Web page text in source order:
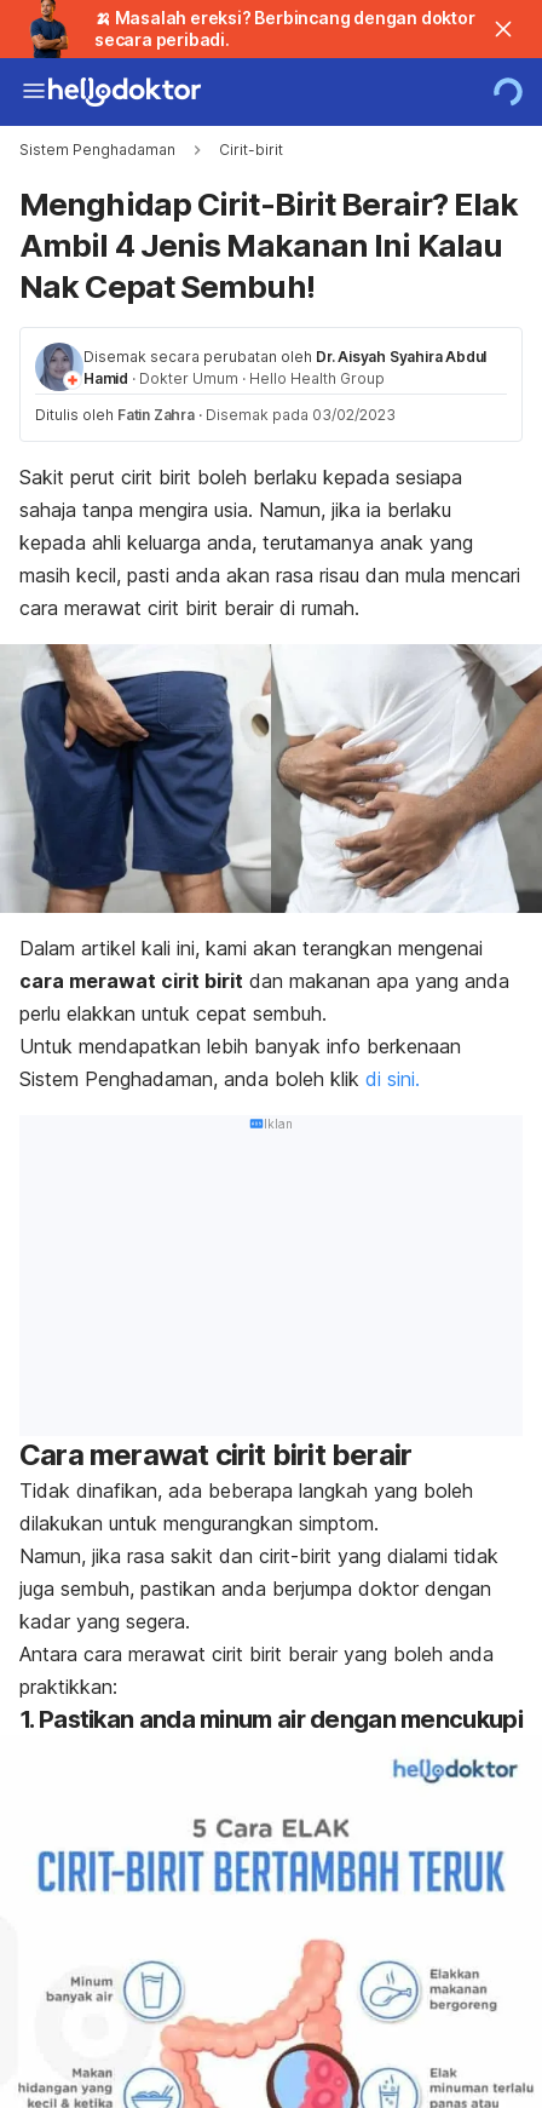
🍌 Masalah ereksi? Berbincang dengan doktor
secara peribadi.
Sistem Penghadaman Cirit-birit
Menghidap Cirit-Birit Berair? Elak
Ambil 4 Jenis Makanan Ini Kalau
Nak Cepat Sembuh!
Disemak secara perubatan oleh Dr. Aisyah Syahira Abdul
Hamid · Dokter Umum · Hello Health Group
Ditulis oleh Fatin Zahra · Disemak pada 03/02/2023
Sakit perut cirit birit boleh berlaku kepada sesiapa
sahaja tanpa mengira usia. Namun, jika ia berlaku
kepada ahli keluarga anda, terutamanya anak yang
masih kecil, pasti anda akan rasa risau dan mula mencari
cara merawat cirit birit berair di rumah.
Dalam artikel kali ini, kami akan terangkan mengenai
cara merawat cirit birit dan makanan apa yang anda
perlu elakkan untuk cepat sembuh.
Untuk mendapatkan lebih banyak info berkenaan
Sistem Penghadaman, anda boleh klik di sini.
Iklan
Cara merawat cirit birit berair
Tidak dinafikan, ada beberapa langkah yang boleh
dilakukan untuk mengurangkan simptom.
Namun, jika rasa sakit dan cirit-birit yang dialami tidak
juga sembuh, pastikan anda berjumpa doktor dengan
kadar yang segera.
Antara cara merawat cirit birit berair yang boleh anda
praktikkan:
1. Pastikan anda minum air dengan mencukupi